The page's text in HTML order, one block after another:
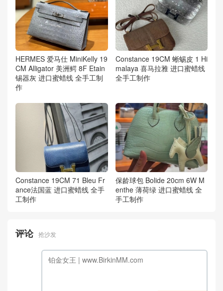
HERMES 爱马仕 MiniKelly 19
CM Alligator 美洲鳄 8F Etain
锡器灰 进口蜜蜡线 全手工制
作
Constance 19CM 蜥蜴皮 1 Hi
malaya 喜马拉雅 进口蜜蜡线
全手工制作
Constance 19CM 71 Bleu Fr
ance法国蓝 进口蜜蜡线 全手
工制作
保龄球包 Bolide 20cm 6W M
enthe 薄荷绿 进口蜜蜡线 全
手工制作
评论 抢沙发